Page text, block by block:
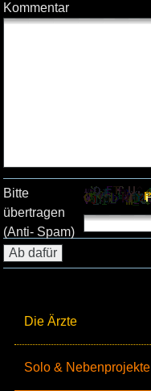
Die Ärzte
Solo & Nebenprojekte
Kommentar
Bitte
übertragen
(Anti- Spam)